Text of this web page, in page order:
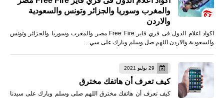
والمغرب وسوريا والجزائر وتونس والسعودية
والاردن
اكواد اعلام الدول فى فري فاير Free Fire مصر والمغرب وسوريا والجزائر وتونس
والسعودية والاردن اللهم صل وسلم وبارك على سي…
29 يوليو 2021
كيف تعرف أن هاتفك مخترق
كيف تعرف أن هاتفك مخترق اللهم صلى وسلم وبارك على سيدنا